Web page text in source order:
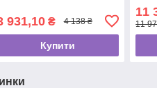
931,10₴ 4 138 ₴
Купити
11
11